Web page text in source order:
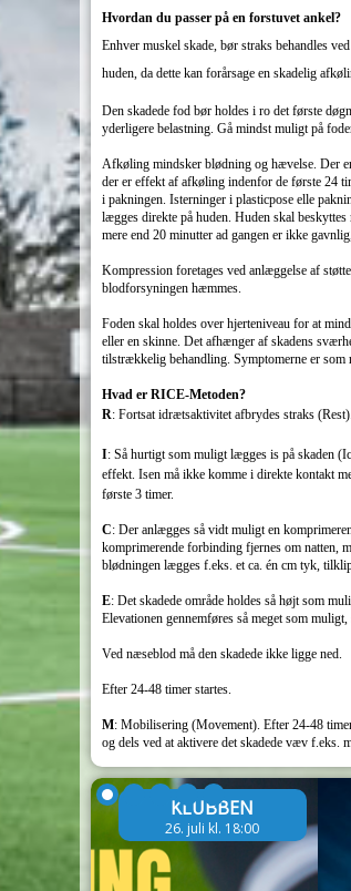
Hvordan du passer på en forstuvet ankel?
Enhver muskel skade, bør straks behandles
huden, da dette kan forårsage en skadelig
Den skadede fod bør holdes i ro det første
yderligere belastning. Gå mindst muligt på
Afkøling mindsker blødning og hævelse. Der
der er effekt af afkøling indenfor de første 24
i pakningen. Isterninger i plasticpose elle
lægges direkte på huden. Huden skal
mere end 20 minutter ad gangen er ikke
Kompression foretages ved anlæggelse af
blodforsyningen hæmmes.
Foden skal holdes over hjerteniveau for at
eller en skinne. Det afhænger af skadens
tilstrækkelig behandling. Symptomerne er som
Hvad er RICE-Metoden?
R: Fortsat idrætsaktivitet afbrydes straks (Rest).
I: Så hurtigt som muligt lægges is på skaden
effekt. Isen må ikke komme i direkte kontakt
første 3 timer.
C: Der anlægges så vidt muligt en
komprimerende forbinding fjernes om natten,
blødningen lægges f.eks. et ca. én cm tyk,
E: Det skadede område holdes så højt som
Elevationen gennemføres så meget som
Ved næseblod må den skadede ikke ligge ned.
Efter 24-48 timer startes.
M: Mobilisering (Movement). Efter 24-48
og dels ved at aktivere det skadede væv f.eks.